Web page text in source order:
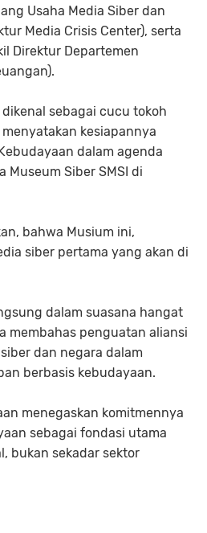
Usaha Media Siber dan
Media Crisis Center), serta
Direktur Departemen
sebagai cucu tokoh
kesiapannya
dalam agenda
Museum Siber SMSI di
bahwa Musium ini,
siber pertama yang akan di
dalam suasana hangat
membahas penguatan aliansi
dan negara dalam
berbasis kebudayaan.
menegaskan komitmennya
sebagai fondasi utama
bukan sekadar sektor